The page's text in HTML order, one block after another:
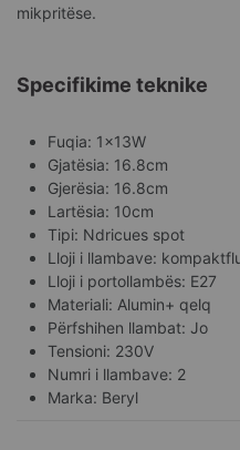
mikpritëse.
Specifikime teknike
Fuqia: 1x13W
Gjatësia: 16.8cm
Gjerësia: 16.8cm
Lartësia: 10cm
Tipi: Ndricues spot
Lloji i llambave:
Lloji i portollambës: E27
Materiali: Alumin+ qelq
Përfshihen llambat: Jo
Tensioni: 230V
Numri i llambave: 2
Marka: Beryl